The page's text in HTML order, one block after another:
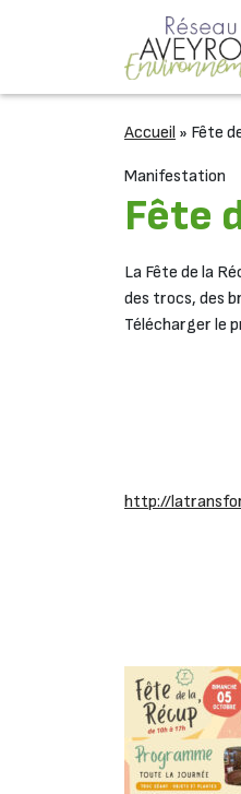
Navigation
Accueil » Fête
Manifestation
Fête
La Fête de la
des trocs, des
Télécharger le
http://